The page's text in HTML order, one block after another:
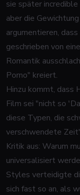
sie später
aber die
argumentieren,
geschrieben von
Romantik
Porno" kreiert.
Hinzu kommt, dass
Film sei "nicht so
diese Typen, die
verschwendete
Kritik aus: Warum
universalisiert
Styles verteidigte
sich fast so an, als